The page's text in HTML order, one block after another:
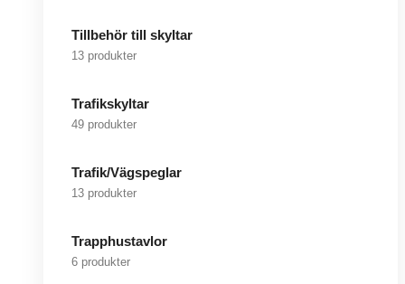
Tillbehör till skyltar
13 produkter
Trafikskyltar
49 produkter
Trafik/Vägspeglar
13 produkter
Trapphustavlor
6 produkter